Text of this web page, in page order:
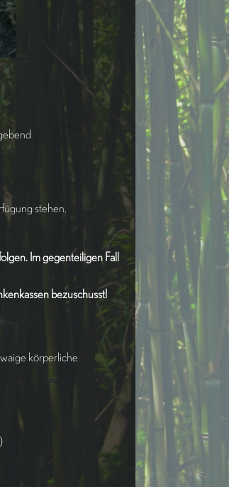
stehen.
Im gegenteiligen Fall
bezuschusst!
körperliche